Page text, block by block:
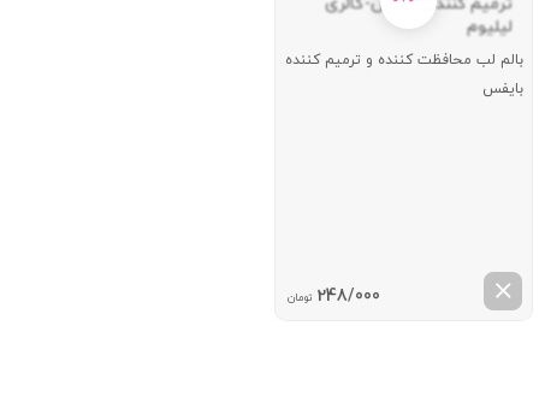
بالم لب محافظت کننده و ترمیم کننده
بایفس
248/000 تومان